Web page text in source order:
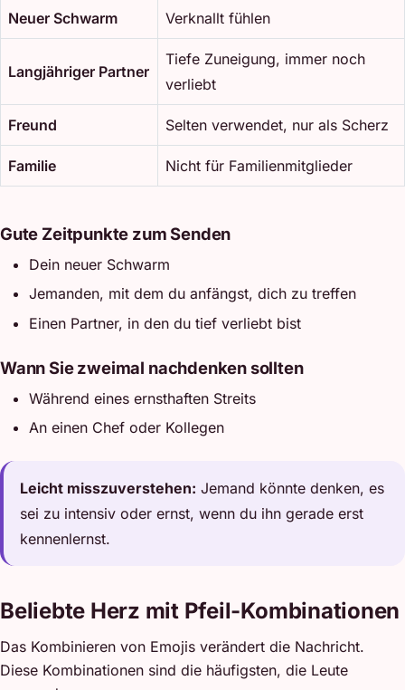
Neuer Schwarm Verknallt fühlen
Langjähriger Partner
Tiefe Zuneigung, immer noch
verliebt
Freund Selten verwendet, nur als Scherz
Familie Nicht für Familienmitglieder
Gute Zeitpunkte zum Senden
Dein neuer Schwarm
Jemanden, mit dem du anfängst, dich zu treffen
Einen Partner, in den du tief verliebt bist
Wann Sie zweimal nachdenken sollten
Während eines ernsthaften Streits
An einen Chef oder Kollegen
Leicht misszuverstehen: Jemand könnte denken, es
sei zu intensiv oder ernst, wenn du ihn gerade erst
kennenlernst.
Beliebte Herz mit Pfeil-Kombinationen
Das Kombinieren von Emojis verändert die Nachricht.
Diese Kombinationen sind die häufigsten, die Leute